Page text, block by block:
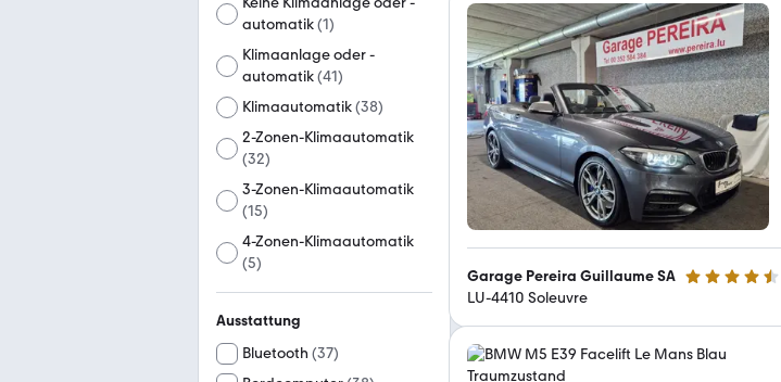
automatik(1)
Klimaanlage oder -
automatik(41)
Klimaautomatik(38)
2-Zonen-Klimaautomatik
(32)
3-Zonen-Klimaautomatik
(15)
4-Zonen-Klimaautomatik
(5)
Ausstattung
Bluetooth (37)
Garage Pereira Guillaume SA 4.3 Sterne
LU-4410 Soleuvre